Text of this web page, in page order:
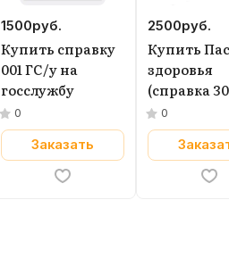
1500руб.
Купить справку
001 ГС/у на
госслужбу
0
Заказать
2500руб.
Купить
здоровья
(справка
0